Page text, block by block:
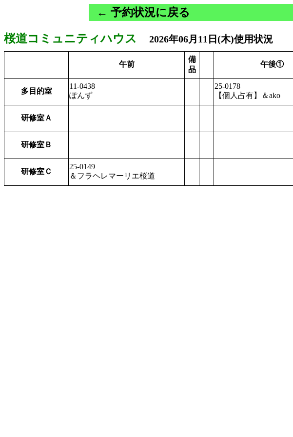
← 予約状況に戻る
桜道コミュニティハウス 2026年06月11日(木)使用状況
午前
備
品
午後①
多目的室
11-0438
ぽんず
25-0178
【個人占有】＆ako
研修室Ａ
研修室Ｂ
研修室Ｃ
25-0149
＆フラヘレマーリエ桜道